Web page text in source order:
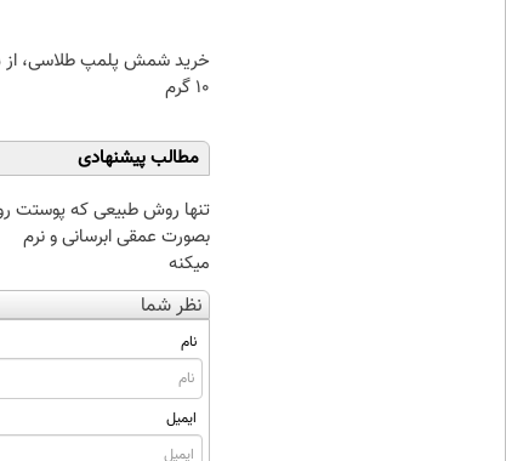
۱۰ گرم
مطالب پیشنهادی
تنها روش طبیعی که پوستت
بصورت عمقی ابرسانی و نرم
میکنه
نظر شما
نام
ایمیل